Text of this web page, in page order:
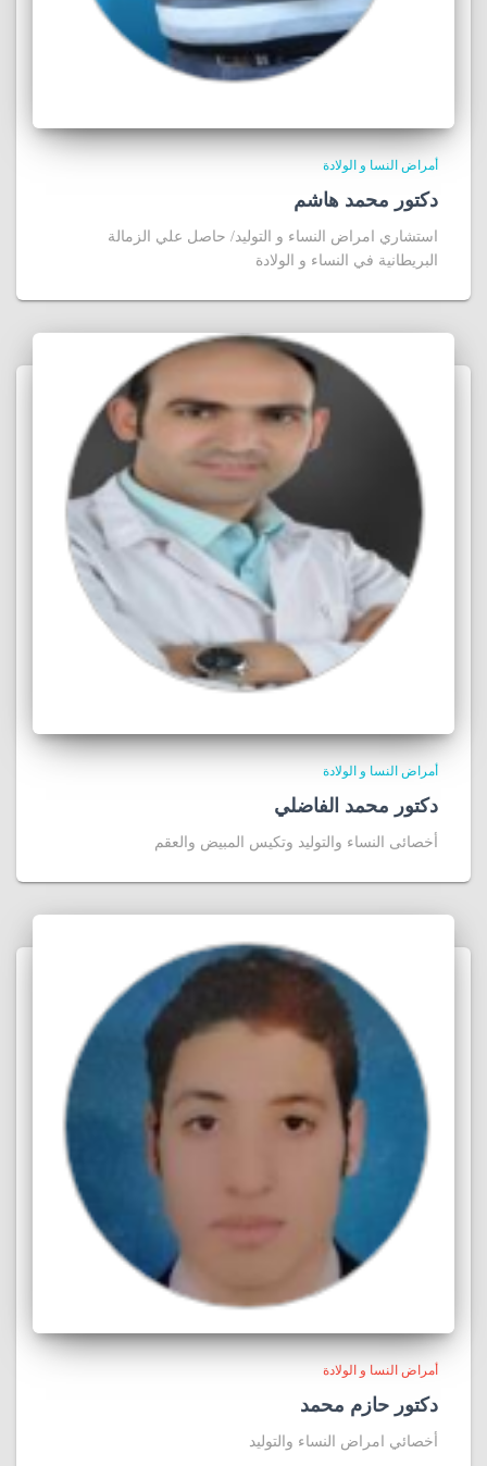
أمراض النسا و الولادة
دكتور محمد هاشم
استشاري امراض النساء و التوليد/ حاصل علي الزمالة
البريطانية في النساء و الولادة
أمراض النسا و الولادة
دكتور محمد الفاضلي
أخصائى النساء والتوليد وتكيس المبيض والعقم
أمراض النسا و الولادة
دكتور حازم محمد
أخصائي امراض النساء والتوليد